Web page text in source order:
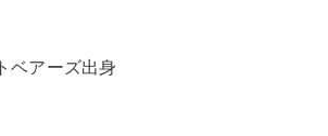
ベアーズ出身